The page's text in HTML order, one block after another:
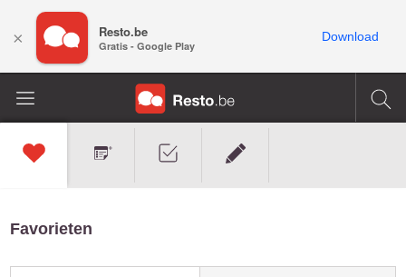
Favorieten
× Resto.be
Gratis - Google Play
Download